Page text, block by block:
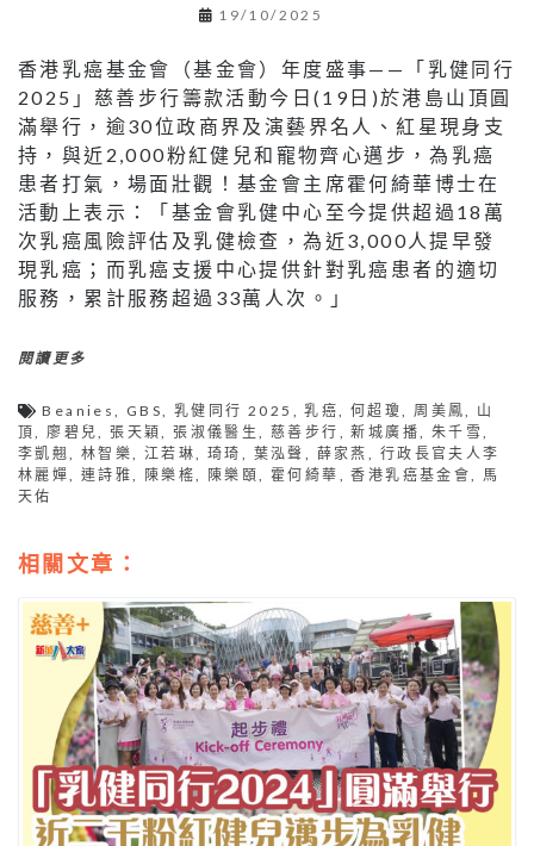
19/10/2025
香港乳癌基金會（基金會）年度盛事——「乳健同行
2025」慈善步行籌款活動今日(19日)於港島山頂圓
滿舉行，逾30位政商界及演藝界名人、紅星現身支
持，與近2,000粉紅健兒和寵物齊心邁步，為乳癌
患者打氣，場面壯觀！基金會主席霍何綺華博士在
活動上表示：「基金會乳健中心至今提供超過18萬
次乳癌風險評估及乳健檢查，為近3,000人提早發
現乳癌；而乳癌支援中心提供針對乳癌患者的適切
服務，累計服務超過33萬人次。」
閱讀更多
Beanies, GBS,乳健同行 2025 ,乳癌,何超瓊,周美鳳, 山
頂,廖碧兒,張天穎,張淑儀醫生,慈善步行 ,新城廣播, 朱千雪,
李凱翹,林智樂,江若琳,琦琦 , 葉泓聲 , 薛家燕 , 行政長官夫人李
林麗嬋,連詩雅, 陳樂榣, 陳樂頤,霍何綺華 ,香港乳癌基金會, 馬
天佑
相關文章：